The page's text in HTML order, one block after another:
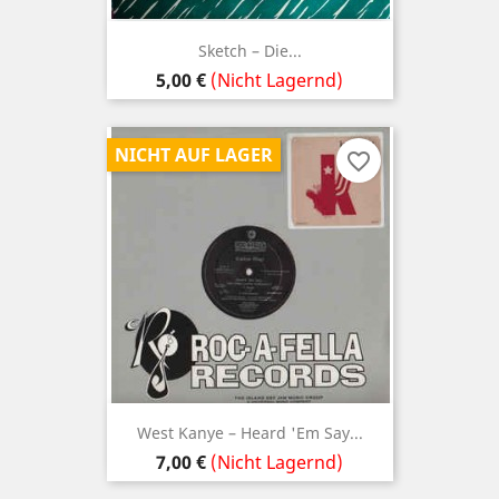
Sketch – Die...
Preis
5,00 € (Nicht Lagernd)
West Kanye ‎– Heard 'Em Say...
Preis
7,00 € (Nicht Lagernd)
NICHT AUF LAGER favorite_border